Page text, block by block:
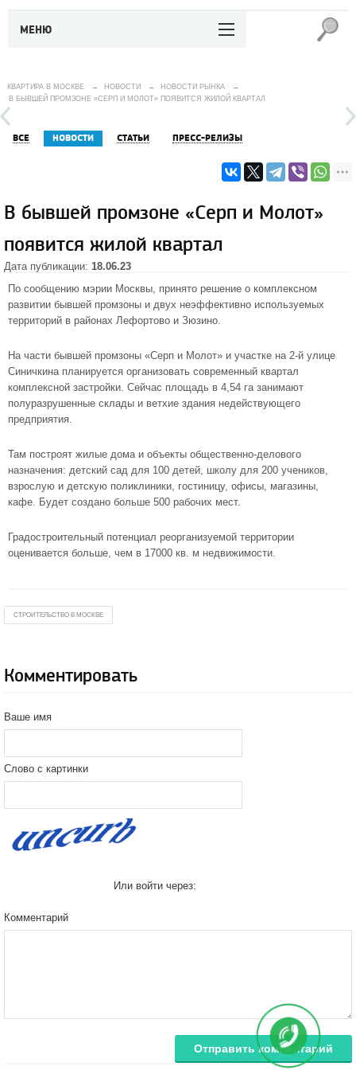
МЕНЮ
КВАРТИРА В МОСКВЕ → НОВОСТИ → НОВОСТИ РЫНКА
→
В БЫВШЕЙ ПРОМЗОНЕ «СЕРП И МОЛОТ» ПОЯВИТСЯ ЖИЛОЙ КВАРТАЛ
ВСЕ НОВОСТИ СТАТЬИ ПРЕСС-РЕЛИЗЫ
В бывшей промзоне «Серп и Молот»
появится жилой квартал
Дата публикации: 18.06.23
По сообщению мэрии Москвы, принято решение о комплексном
развитии бывшей промзоны и двух неэффективно используемых
территорий в районах Лефортово и Зюзино.
На части бывшей промзоны «Серп и Молот» и участке на 2-й улице
Синичкина планируется организовать современный квартал
комплексной застройки. Сейчас площадь в 4,54 га занимают
полуразрушенные склады и ветхие здания недействующего
предприятия.
Там построят жилые дома и объекты общественно-делового
назначения: детский сад для 100 детей, школу для 200 учеников,
взрослую и детскую поликлиники, гостиницу, офисы, магазины,
кафе. Будет создано больше 500 рабочих мест.
Градостроительный потенциал реорганизуемой территории
оценивается больше, чем в 17000 кв. м недвижимости.
СТРОИТЕЛЬСТВО В МОСКВЕ
Комментировать
Ваше имя
Слово с картинки
Или войти через:
Комментарий
Отправить комментарий